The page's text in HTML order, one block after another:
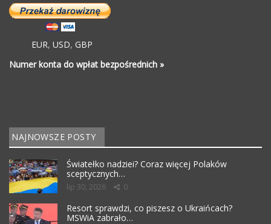
EUR, USD, GBP
Numer konta do wpłat bezpośrednich »
NAJNOWSZE POSTY
Światełko nadziei? Coraz więcej Polaków
sceptycznych…
lip 30, 2026 0
Resort sprawdzi, co piszesz o Ukraińcach?
MSWiA zabrało…